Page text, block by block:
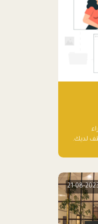
لديك.
21-08-